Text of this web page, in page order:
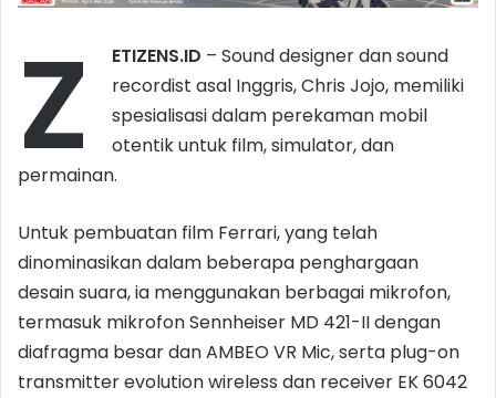
Z ETIZENS.ID – Sound designer dan sound
recordist asal Inggris, Chris Jojo, memiliki
spesialisasi dalam perekaman mobil
otentik untuk film, simulator, dan
permainan.
Untuk pembuatan film Ferrari, yang telah
dinominasikan dalam beberapa penghargaan
desain suara, ia menggunakan berbagai mikrofon,
termasuk mikrofon Sennheiser MD 421-II dengan
diafragma besar dan AMBEO VR Mic, serta plug-on
transmitter evolution wireless dan receiver EK 6042